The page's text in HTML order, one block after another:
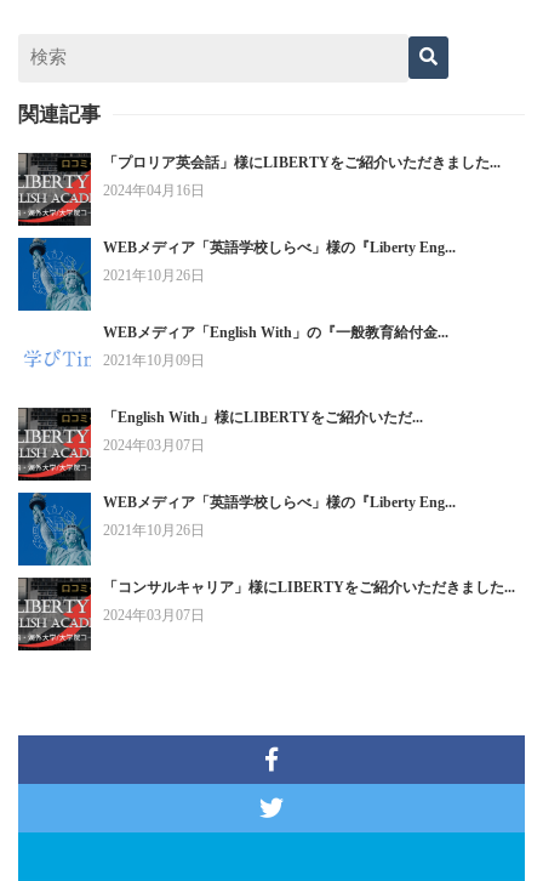
関連記事
「プロリア英会話」様にLIBERTYをご紹介いただきました...
2024年04月16日
WEBメディア「英語学校しらべ」様の『Liberty Eng...
2021年10月26日
WEBメディア「English With」の『一般教育給付金...
2021年10月09日
「English With」様にLIBERTYをご紹介いただ...
2024年03月07日
WEBメディア「英語学校しらべ」様の『Liberty Eng...
2021年10月26日
「コンサルキャリア」様にLIBERTYをご紹介いただきました...
2024年03月07日